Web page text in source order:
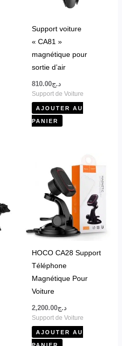
Support voiture
« CA81 »
magnétique pour
sortie d’air
د.ج810.00
Support de Voiture
AJOUTER AU
PANIER
HOCO CA28 Support
Téléphone
Magnétique Pour
Voiture
د.ج2,200.00
Support de Voiture
AJOUTER AU
PANIER